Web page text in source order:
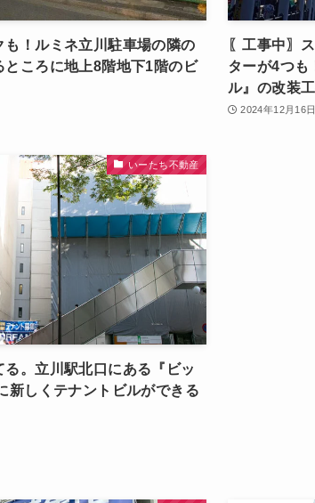
！ルミネ立川駐車場の隣の
ところに地上8階地下1階のビ
〖工事中〗
ターが4つも
ル』の改装
2024年12月16日
いーたち不動産
。立川駅北口にある『ビッ
新しくテナントビルができる